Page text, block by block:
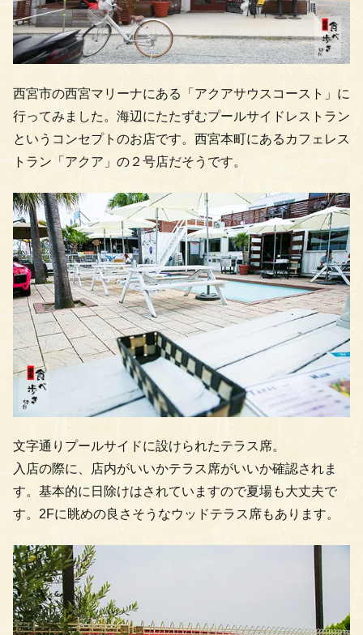
西宮市の西宮マリーナにある「アクアサウスコースト」に
行ってみました。海辺にたたずむプールサイドレストラン
というコンセプトのお店です。西宮本町にあるカフェレス
トラン「アクア」の２号店だそうです。
文字通りプールサイドに設けられたテラス席。
入店の際に、店内がいいかテラス席がいいか確認されま
す。基本的に日除けはされていますので夏場も大丈夫で
す。2Fに眺めの良さそうなウッドテラス席もあります。